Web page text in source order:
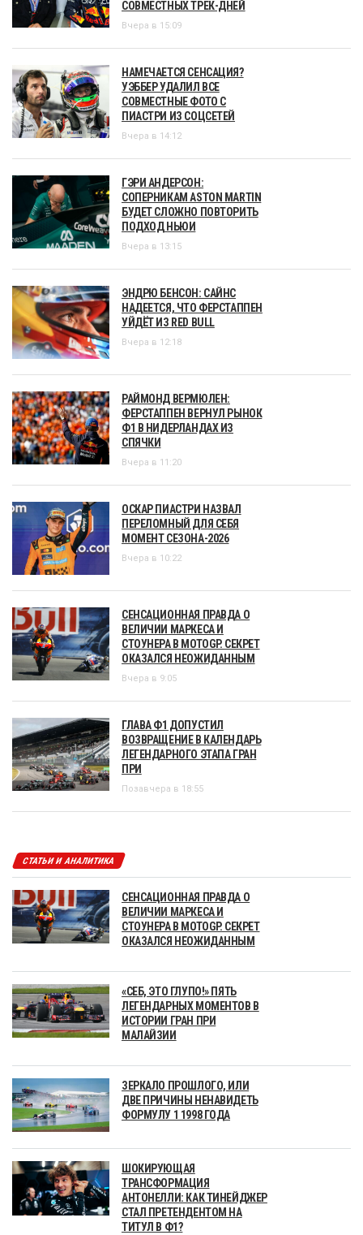
СОВМЕСТНЫХ ТРЕК-ДНЕЙ
Вчера в 15:09
НАМЕЧАЕТСЯ СЕНСАЦИЯ?
УЭББЕР УДАЛИЛ ВСЕ
СОВМЕСТНЫЕ ФОТО С
ПИАСТРИ ИЗ СОЦСЕТЕЙ
Вчера в 14:12
ГЭРИ АНДЕРСОН:
СОПЕРНИКАМ ASTON MARTIN
БУДЕТ СЛОЖНО ПОВТОРИТЬ
ПОДХОД НЬЮИ
Вчера в 13:15
ЭНДРЮ БЕНСОН: САЙНС
НАДЕЕТСЯ, ЧТО ФЕРСТАППЕН
УЙДЁТ ИЗ RED BULL
Вчера в 12:18
РАЙМОНД ВЕРМЮЛЕН:
ФЕРСТАППЕН ВЕРНУЛ РЫНОК
Ф1 В НИДЕРЛАНДАХ ИЗ
СПЯЧКИ
Вчера в 11:20
ОСКАР ПИАСТРИ НАЗВАЛ
ПЕРЕЛОМНЫЙ ДЛЯ СЕБЯ
МОМЕНТ СЕЗОНА-2026
Вчера в 10:22
СЕНСАЦИОННАЯ ПРАВДА О
ВЕЛИЧИИ МАРКЕСА И
СТОУНЕРА В MOTOGP. СЕКРЕТ
ОКАЗАЛСЯ НЕОЖИДАННЫМ
Вчера в 9:05
ГЛАВА Ф1 ДОПУСТИЛ
ВОЗВРАЩЕНИЕ В КАЛЕНДАРЬ
ЛЕГЕНДАРНОГО ЭТАПА ГРАН
ПРИ
Позавчера в 18:55
СТАТЬИ И АНАЛИТИКА
СЕНСАЦИОННАЯ ПРАВДА О
ВЕЛИЧИИ МАРКЕСА И
СТОУНЕРА В MOTOGP. СЕКРЕТ
ОКАЗАЛСЯ НЕОЖИДАННЫМ
«СЕБ, ЭТО ГЛУПО!» ПЯТЬ
ЛЕГЕНДАРНЫХ МОМЕНТОВ В
ИСТОРИИ ГРАН ПРИ
МАЛАЙЗИИ
ЗЕРКАЛО ПРОШЛОГО, ИЛИ
ДВЕ ПРИЧИНЫ НЕНАВИДЕТЬ
ФОРМУЛУ 1 1998 ГОДА
ШОКИРУЮЩАЯ
ТРАНСФОРМАЦИЯ
АНТОНЕЛЛИ: КАК ТИНЕЙДЖЕР
СТАЛ ПРЕТЕНДЕНТОМ НА
ТИТУЛ В Ф1?